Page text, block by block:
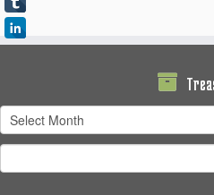
Treasures
for: